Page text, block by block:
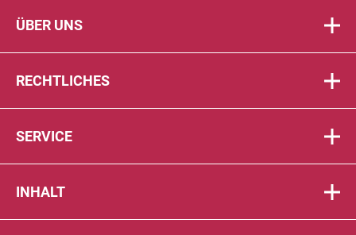
ÜBER UNS
RECHTLICHES
SERVICE
INHALT